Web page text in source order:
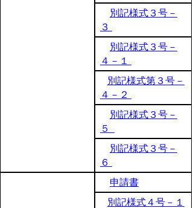
別記様式３号－
３
別記様式３号－
４－１
別記様式第３号－
４－２
別記様式３号－
５
別記様式３号－
６
申請書
別記様式４号－１